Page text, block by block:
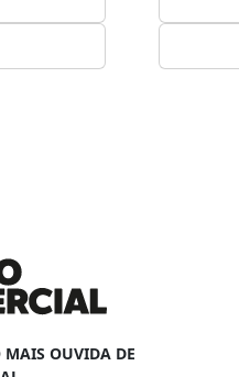
MAIS OUVIDA DE